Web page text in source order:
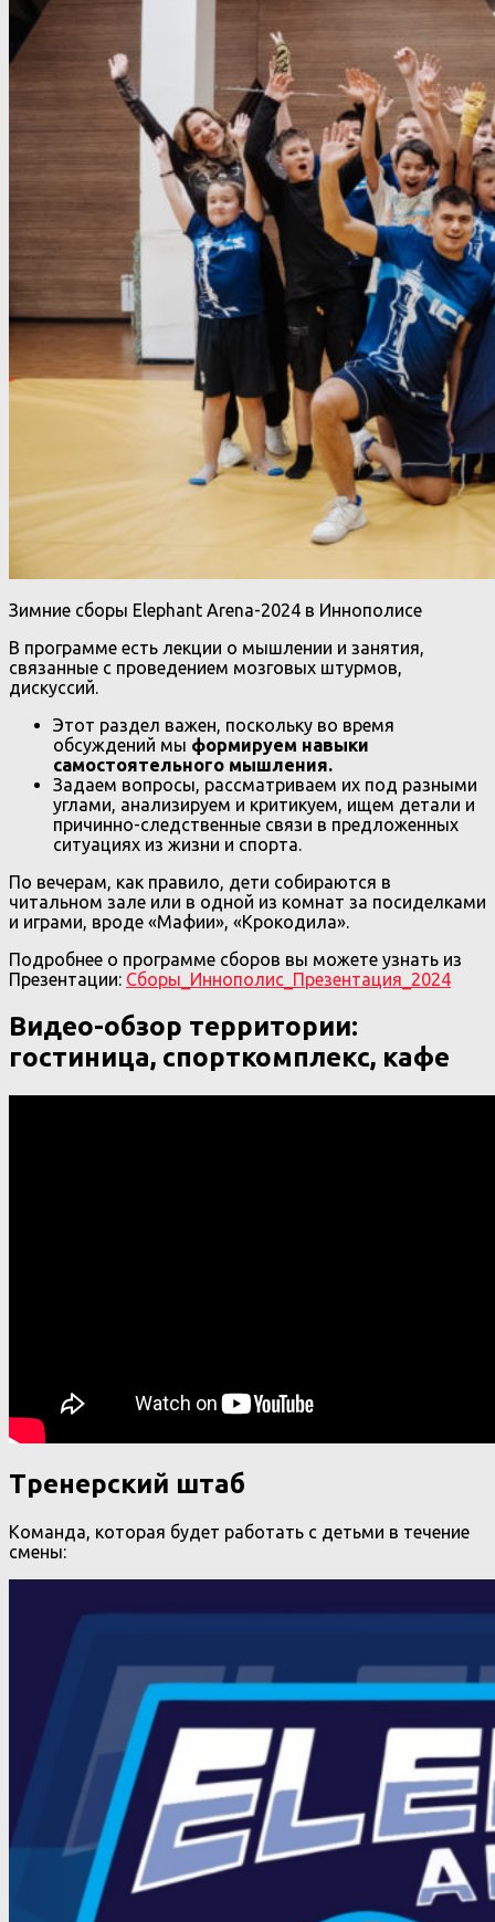
Зимние сборы Elephant Arena-2024 в Иннополисе
В программе есть лекции о мышлении и занятия,
связанные с проведением мозговых штурмов,
дискуссий.
Этот раздел важен, поскольку во время
обсуждений мы формируем навыки
самостоятельного мышления.
Задаем вопросы, рассматриваем их под разными
углами, анализируем и критикуем, ищем детали и
причинно-следственные связи в предложенных
ситуациях из жизни и спорта.
По вечерам, как правило, дети собираются в
читальном зале или в одной из комнат за посиделками
и играми, вроде «Мафии», «Крокодила».
Подробнее о программе сборов вы можете узнать из
Презентации: Сборы_Иннополис_Презентация_2024
Видео-обзор территории:
гостиница, спорткомплекс, кафе
Тренерский штаб
Команда, которая будет работать с детьми в течение
смены: